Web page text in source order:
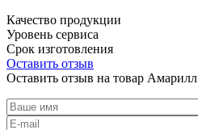
Качество продукции
Уровень сервиса
Срок изготовления
Оставить отзыв
Оставить отзыв на товар Амарилл